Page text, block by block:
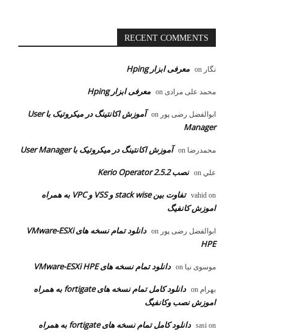
RECENT COMMENTS
نگار معرفی ابزار Hping
محمد علی مرادی معرفی ابزار Hping
ابوالفضل رضی پور
آموزش اکانتینگ در میکروتیک با User
Manager
محمدرضا آموزش اکانتینگ در میکروتیک با User Manager
علي نصب Kerio Operator 2.5.2
vahid on
تفاوت بین stack wise و VSS و VPC به همراه
اموزش کانفیگ
ابوالفضل رضی پور
دانلود تمام نسخه های VMware-ESXi
HPE
موسوی نیا دانلود تمام نسخه های VMware-ESXi HPE
بهرام
دانلود کامل تمام نسخه های fortigate به همراه
اموزش نصب وکانفیگ
sasi on
دانلود کامل تمام نسخه های fortigate به همراه